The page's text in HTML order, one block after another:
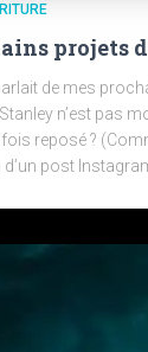
projets
de mes
n’est pas
fois reposé ?
post